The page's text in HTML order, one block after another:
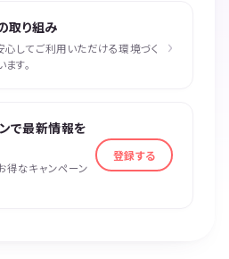
取り組み
心してご利用いただける環境づく
す。
›
で最新情報を
得なキャンペーン
登録する